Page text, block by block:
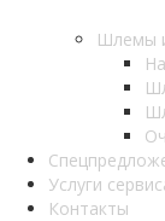
Шлемы
Услуги
Контакты